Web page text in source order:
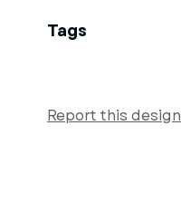
Tags
Report this design